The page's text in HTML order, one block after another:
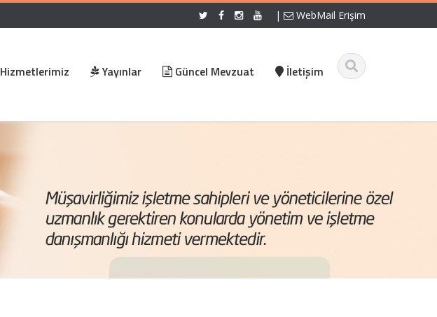
| WebMail Erişim
Hizmetlerimiz Yayınlar Güncel Mevzuat İletişim